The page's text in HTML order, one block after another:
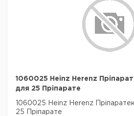
1060025 Heinz Herenz
для 25 Пріпарате
1060025 Heinz Herenz
25 Пріпарате